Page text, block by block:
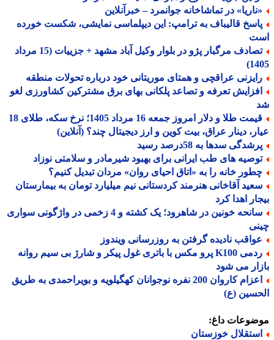
در تماشاخانه جوانمرد – خبرآنلاین
قالیباف به ترامپ: این دیپلماسی نمایشی، شکست خورده
تصادف مرگبار پژو در بلوار وکیل آباد مشهد + جزییات (15 مرداد
عراقچی و همتای موریتانی خود درباره تحولات منطقه
تعرفه و تصاعد پلکانی بهای برق مشترکین کشاورزی لغو
قیمت طلا و دلار امروز جمعه 16 مرداد 1405؛ نرخ سکه، طلای 18
دینار عراق، بیت کوین و ارز دیجیتال چند؟ (آنلاین)
سدها به 58درصد رسید
های طب ایرانی برای بهبود شیرمادر و سلامتی نوزاد
خانه را به «اتاق احیای روان» مردان تبدیل کنیم؟
آقاخانی هنرمند کردستانی نیم میلیارد تومان به بیمارستان
اهدا کرد
سانحه خونین در شاهرود؛ یک کشته و 4 زخمی در واژگونی سواری
نادیده گرفتن به روزرسانی ویندوز
ردمی K100 پرو مکس با باتری غول پیکر و شارژ بی سیم روانه
می شود
اعزام کاروان 200 نفره نوجوانان کهگیلویه و بویراحمدی به طریق
(ع)
داغ:
خوزستان